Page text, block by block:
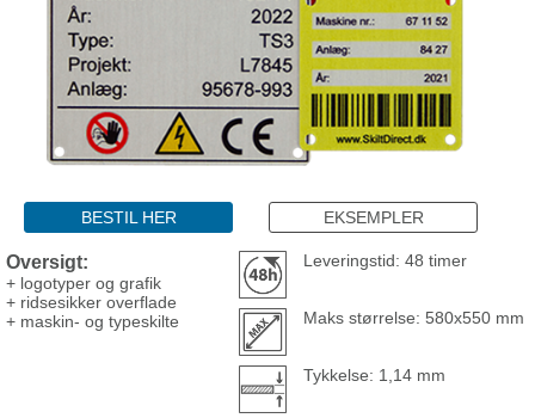
BESTIL HER EKSEMPLER
Oversigt:
+ logotyper og grafik
+ ridsesikker overflade
+ maskin- og typeskilte
Leveringstid: 48 timer
Maks størrelse: 580x550 mm
Tykkelse: 1,14 mm